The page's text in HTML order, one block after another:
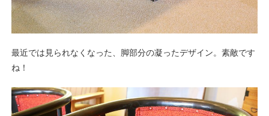
最近では見られなくなった、脚部分の凝ったデザイン。素敵です
ね！